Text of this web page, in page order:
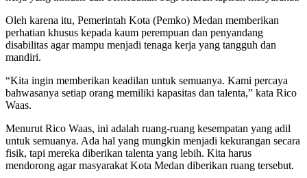
Oleh karena itu, Pemerintah Kota (Pemko) Medan memberikan
perhatian khusus kepada kaum perempuan dan penyandang
disabilitas agar mampu menjadi tenaga kerja yang tangguh dan
mandiri.
“Kita ingin memberikan keadilan untuk semuanya. Kami percaya
bahwasanya setiap orang memiliki kapasitas dan talenta,” kata Rico
Waas.
Menurut Rico Waas, ini adalah ruang-ruang kesempatan yang adil
untuk semuanya. Ada hal yang mungkin menjadi kekurangan secara
fisik, tapi mereka diberikan talenta yang lebih. Kita harus
mendorong agar masyarakat Kota Medan diberikan ruang tersebut.